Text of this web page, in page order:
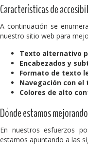
Características de
A continuación se
nuestro sitio web para
Texto alternativo
Encabezados y
Formato de texto
Navegación con el
Colores de alto
Dónde estamos mejorando
En nuestros esfuerzos
estamos apuntando a las